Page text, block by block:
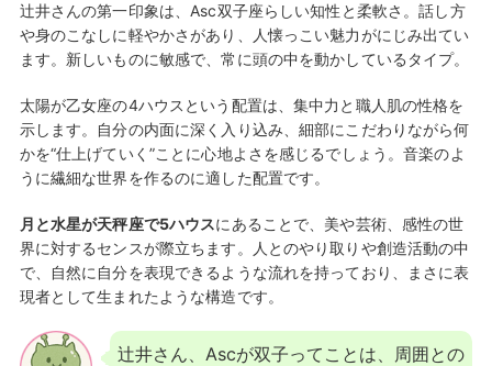
辻井さんの第一印象は、Asc双子座らしい知性と柔軟さ。話し方
や身のこなしに軽やかさがあり、人懐っこい魅力がにじみ出てい
ます。新しいものに敏感で、常に頭の中を動かしているタイプ。
太陽が乙女座の4ハウスという配置は、集中力と職人肌の性格を
示します。自分の内面に深く入り込み、細部にこだわりながら何
かを“仕上げていく”ことに心地よさを感じるでしょう。音楽のよ
うに繊細な世界を作るのに適した配置です。
月と水星が天秤座で5ハウスにあることで、美や芸術、感性の世
界に対するセンスが際立ちます。人とのやり取りや創造活動の中
で、自然に自分を表現できるような流れを持っており、まさに表
現者として生まれたような構造です。
辻井さん、Ascが双子ってことは、周囲との